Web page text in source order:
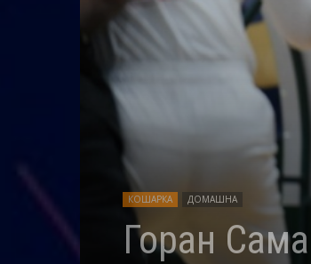
КОШАРКА ДОМАШНА
Горан